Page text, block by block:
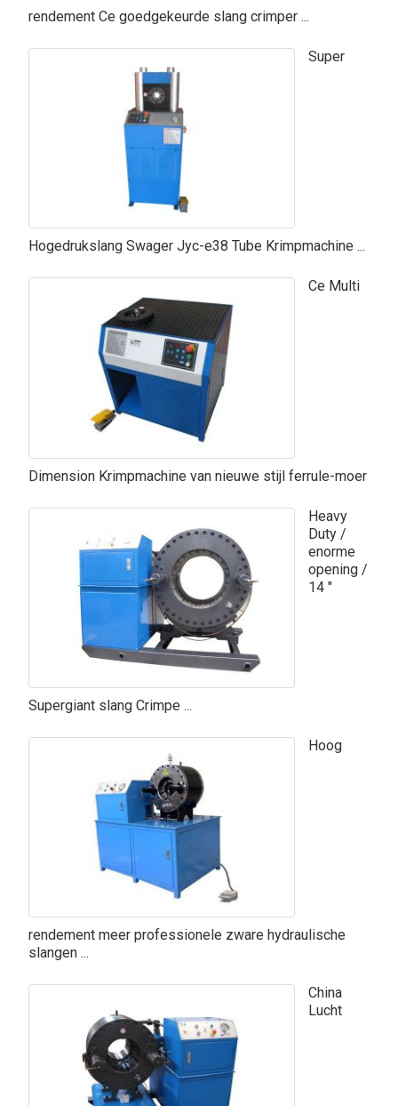
rendement Ce goedgekeurde slang crimper ...
Super
Hogedrukslang Swager Jyc-e38 Tube Krimpmachine ...
Ce Multi
Dimension Krimpmachine van nieuwe stijl ferrule-moer
Heavy
Duty /
enorme
opening /
14 ″
Supergiant slang Crimpe ...
Hoog
rendement meer professionele zware hydraulische
slangen ...
China
Lucht